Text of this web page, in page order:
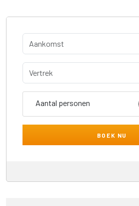
Aantal personen
BOEK NU